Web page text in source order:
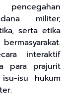
militer,
serta etika
interaktif
para prajurit
isu hukum